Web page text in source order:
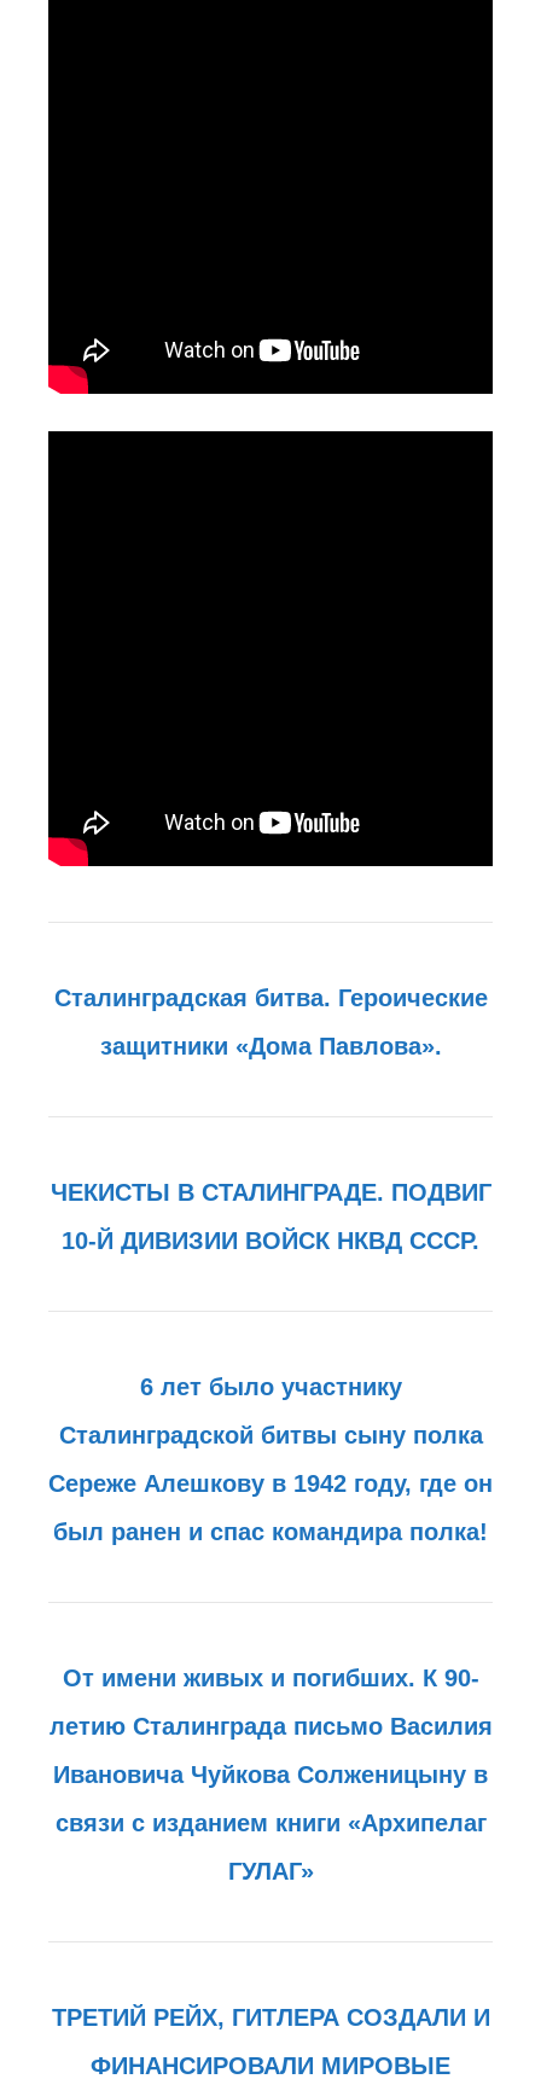
Сталинградская битва. Героические
защитники «Дома Павлова».
ЧЕКИСТЫ В СТАЛИНГРАДЕ. ПОДВИГ
10-Й ДИВИЗИИ ВОЙСК НКВД СССР.
6 лет было участнику
Сталинградской битвы сыну полка
Сереже Алешкову в 1942 году, где он
был ранен и спас командира полка!
От имени живых и погибших. К 90-
летию Сталинграда письмо Василия
Ивановича Чуйкова Солженицыну в
связи с изданием книги «Архипелаг
ГУЛАГ»
ТРЕТИЙ РЕЙХ, ГИТЛЕРА СОЗДАЛИ И
ФИНАНСИРОВАЛИ МИРОВЫЕ